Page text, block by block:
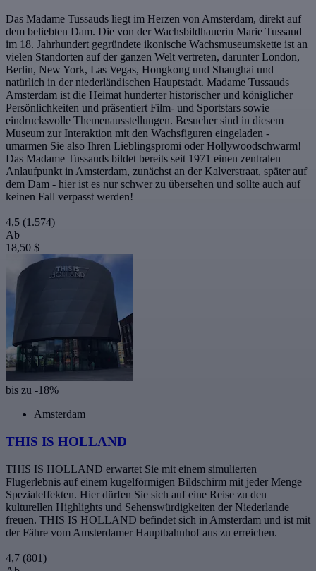
Das Madame Tussauds liegt im Herzen von Amsterdam, direkt auf
dem beliebten Dam. Die von der Wachsbildhauerin Marie Tussaud
im 18. Jahrhundert gegründete ikonische Wachsmuseumskette ist an
vielen Standorten auf der ganzen Welt vertreten, darunter London,
Berlin, New York, Las Vegas, Hongkong und Shanghai und
natürlich in der niederländischen Hauptstadt. Madame Tussauds
Amsterdam ist die Heimat hunderter historischer und königlicher
Persönlichkeiten und präsentiert Film- und Sportstars sowie
eindrucksvolle Themenausstellungen. Besucher sind in diesem
Museum zur Interaktion mit den Wachsfiguren eingeladen -
umarmen Sie also Ihren Lieblingspromi oder Hollywoodschwarm!
Das Madame Tussauds bildet bereits seit 1971 einen zentralen
Anlaufpunkt in Amsterdam, zunächst an der Kalverstraat, später auf
dem Dam - hier ist es nur schwer zu übersehen und sollte auch auf
keinen Fall verpasst werden!
4,5 (1.574)
Ab
18,50 $
bis zu -18%
Amsterdam
THIS IS HOLLAND
THIS IS HOLLAND erwartet Sie mit einem simulierten
Flugerlebnis auf einem kugelförmigen Bildschirm mit jeder Menge
Spezialeffekten. Hier dürfen Sie sich auf eine Reise zu den
kulturellen Highlights und Sehenswürdigkeiten der Niederlande
freuen. THIS IS HOLLAND befindet sich in Amsterdam und ist mit
der Fähre vom Amsterdamer Hauptbahnhof aus zu erreichen.
4,7 (801)